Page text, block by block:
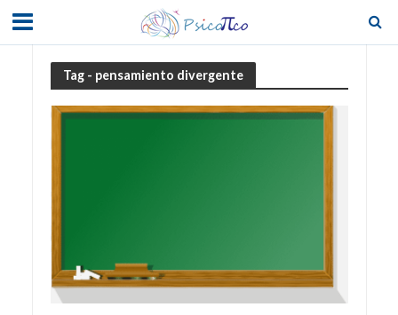
Tag - pensamiento divergente